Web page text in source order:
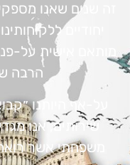
יחודיים
מותאם אישית על-
הרבה
על-אף היותנו
שירותים, אנו
משפחתי אשר